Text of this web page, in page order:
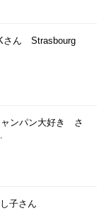
さん Strasbourg
ンパン大好き さ
子さん